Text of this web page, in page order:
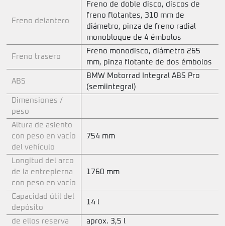
Freno delantero
Freno de doble disco, discos de
freno flotantes, 310 mm de
diámetro, pinza de freno radial
monobloque de 4 émbolos
Freno trasero
Freno monodisco, diámetro 265
mm, pinza flotante de dos émbolos
ABS
BMW Motorrad Integral ABS Pro
(semiintegral)
Dimensiones /
peso
Altura de asiento
con peso en vacío
del vehículo
754 mm
Longitud del arco
de la entrepierna
con peso en vacío
1760 mm
Capacidad útil del
depósito
14 l
de ellos reserva
aprox. 3,5 l